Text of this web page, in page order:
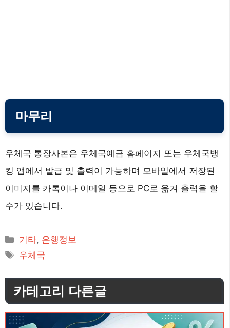
마무리
우체국 통장사본은 우체국예금 홈페이지 또는 우체국뱅
킹 앱에서 발급 및 출력이 가능하며 모바일에서 저장된
이미지를 카톡이나 이메일 등으로 PC로 옮겨 출력을 할
수가 있습니다.
카
테
고
리
기타, 은행정보
태
우체국
카테고리 다른글